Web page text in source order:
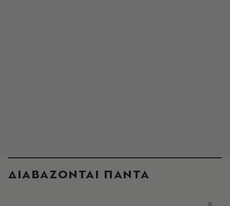
ΔΙΑΒΑΖΟΝΤΑΙ ΠΑΝΤΑ